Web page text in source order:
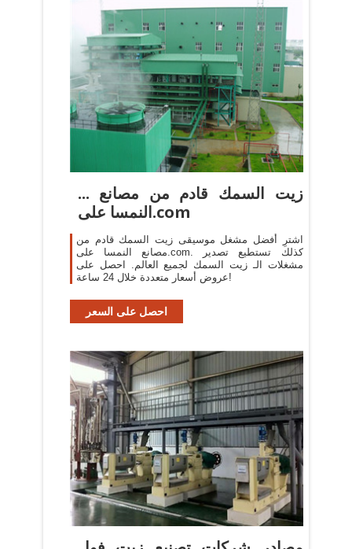
... زيت السمك قادم من مصانع
النمسا على.com
اشترِ أفضل مشغل موسيقى زيت السمك قادم من
مصانع النمسا على.com. كذلك تستطيع تصدير
مشغلات الـ زيت السمك لجميع العالم. احصل على
عروض أسعار متعددة خلال 24 ساعة!
احصل على السعر